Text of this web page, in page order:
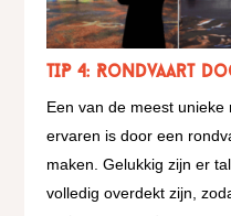
TIP 4: Rondvaart
Een van de meest
ervaren is door een
maken. Gelukkig zijn er
volledig overdekt zijn,